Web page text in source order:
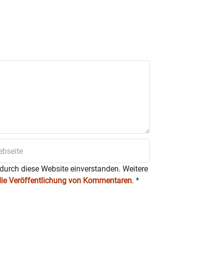
diese Website einverstanden. Weitere
Veröffentlichung von Kommentaren. *